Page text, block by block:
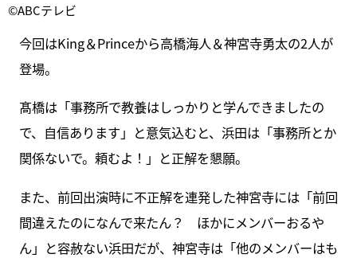
©ABCテレビ
今回はKing＆Princeから高橋海人＆神宮寺勇太の2人が
登場。
髙橋は「事務所で教養はしっかりと学んできましたの
で、自信あります」と意気込むと、浜田は「事務所とか
関係ないで。頼むよ！」と正解を懇願。
また、前回出演時に不正解を連発した神宮寺には「前回
間違えたのになんで来たん？ ほかにメンバーおるや
ん」と容赦ない浜田だが、神宮寺は「他のメンバーはも